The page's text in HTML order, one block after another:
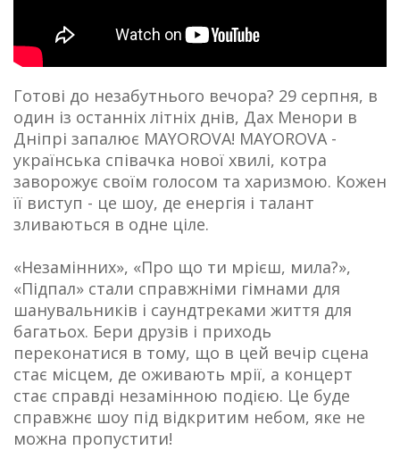
Готові до незабутнього вечора? 29 серпня, в
один із останніх літніх днів, Дах Менори в
Дніпрі запалює MAYOROVA! MAYOROVA -
українська співачка нової хвилі, котра
заворожує своїм голосом та харизмою. Кожен
її виступ - це шоу, де енергія і талант
зливаються в одне ціле.
«Незамінних», «Про що ти мрієш, мила?»,
«Підпал» стали справжніми гімнами для
шанувальників і саундтреками життя для
багатьох. Бери друзів і приходь
переконатися в тому, що в цей вечір сцена
стає місцем, де оживають мрії, а концерт
стає справді незамінною подією. Це буде
справжнє шоу під відкритим небом, яке не
можна пропустити!